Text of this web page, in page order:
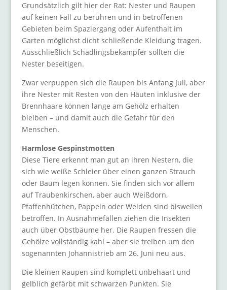
Grundsätzlich gilt hier der Rat: Nester und Raupen
auf keinen Fall zu berühren und in betroffenen
Gebieten beim Spaziergang oder Aufenthalt im
Garten möglichst dicht schließende Kleidung tragen.
Ausschließlich Schädlingsbekämpfer sollten die
Nester beseitigen.
Zwar verpuppen sich die Raupen bis Anfang Juli, aber
ihre Nester mit Resten von den Häuten inklusive der
Brennhaare können lange am Gehölz erhalten
bleiben – und damit auch die Gefahr für den
Menschen.
Harmlose Gespinstmotten
Diese Tiere erkennt man gut an ihren Nestern, die
sich wie weiße Schleier über einen ganzen Strauch
oder Baum legen können. Sie finden sich vor allem
auf Traubenkirschen, aber auch Weißdorn,
Pfaffenhütchen, Pappeln oder Weiden sind bisweilen
betroffen. In Ausnahmefällen ziehen die Insekten
auch über Obstbäume her. Die Raupen fressen die
Gehölze vollständig kahl – aber sie treiben um den
sogenannten Johannistrieb am 26. Juni neu aus.
Die kleinen Raupen sind komplett unbehaart und
gelblich gefärbt mit schwarzen Punkten. Sie